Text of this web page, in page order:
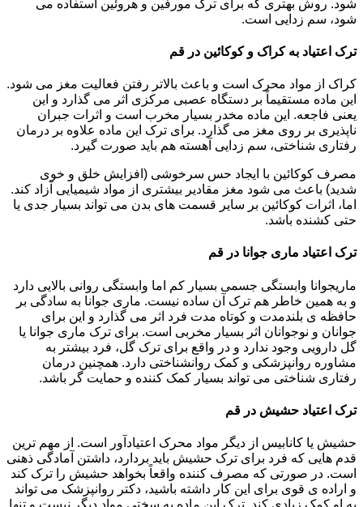
شود. روش بهتری که برای ترک مورفین و هروئین استفاده می
شود، سم زدایی است.
ترک اعتیاد به کراک و کوکائین در قم
کراک از مواد محرک است و باعث بالاتر رفتن فعالیت مغز می شود.
این ماده مستقیماً بر دستگاه عصبی مرکزی اثر می گذارد و این
یعنی فاجعه. این ماده مخدر بسیار مخرب است و اثرات جبران
ناپذیری بر روی مغز می گذارد. برای ترک این ماده علاوه بر درمان
رفتاری شناختی، سم زدایی آهسته هم باید صورت گیرد.
مصرف کوکائین با ایجاد حس سرخوشی (افزایش خلق و خوی
شدید) باعث می شود مغز مقادیر بیشتری از مواد شیمیایی آزاد کند.
اما، اثرات کوکائین بر سایر قسمت های بدن می تواند بسیار جدی یا
حتی کشنده باشد.
ترک اعتیاد ماری جوانا در قم
ماریجوانا وابستگی جسمی بسیار کم اما وابستگی روانی بالایی دارد
و به همین خاطر هم ترک آن ساده نیست. ماری جوانا به سادگی بر
حافظه ی بلندمدت و کوتاه مدت فرد اثر می گذارد و این برای
جوانان و نوجوانان اثر بسیار مخربی است. برای ترک ماری جوانا یا
گل دارویی وجود ندارد و در واقع برای ترک گل، فرد بیشتر به
مشاوره روانپزشکی و کمک روانشناختی دارد. همچنین درمان
رفتاری شناختی می تواند بسیار کمک کننده و حمایت گر باشد.
ترک اعتیاد حشیش در قم
حشیش یا کانابیس از دیگر مواد محرک اعتیادآور است. از مهم ترین
قدم هایی که فرد برای ترک حشیش باید بردارد، داشتن آمادگی ذهنی
است. در صورتی که مصرف کننده واقعاً بخواهد حشیش را ترک کند
و اراده ی قوی برای این کار داشته باشید، دکتر روانپزشک می تواند